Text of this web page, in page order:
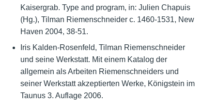
Kaisergrab. Type and program, in: Julien Chapuis
(Hg.), Tilman Riemenschneider c. 1460-1531, New
Haven 2004, 38-51.
Iris Kalden-Rosenfeld, Tilman Riemenschneider
und seine Werkstatt. Mit einem Katalog der
allgemein als Arbeiten Riemenschneiders und
seiner Werkstatt akzeptierten Werke, Königstein im
Taunus 3. Auflage 2006.